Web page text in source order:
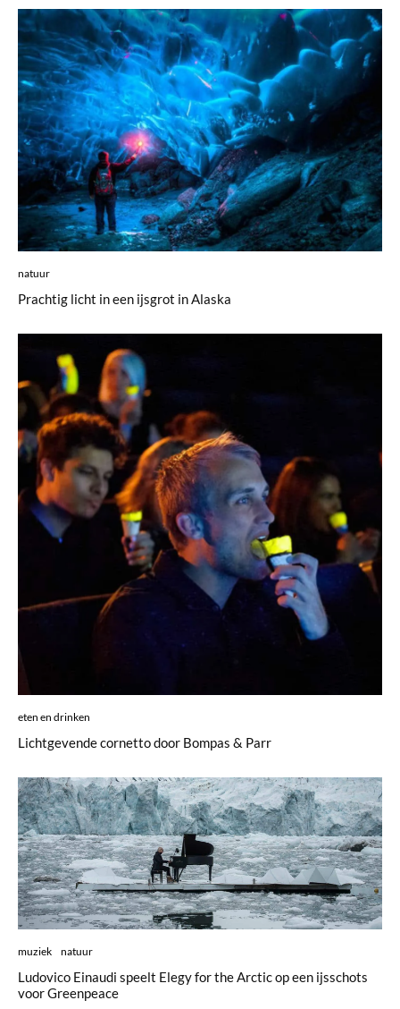
natuur
Prachtig licht in een ijsgrot in Alaska
eten en drinken
Lichtgevende cornetto door Bompas & Parr
muziek natuur
Ludovico Einaudi speelt Elegy for the Arctic op een ijsschots
voor Greenpeace